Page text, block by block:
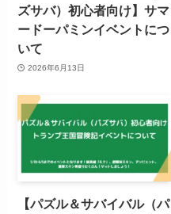
ズサバ）初心者向け】サマ
ードーパミンイベントにつ
いて
2026年6月13日
【パズル＆サバイバル（パ